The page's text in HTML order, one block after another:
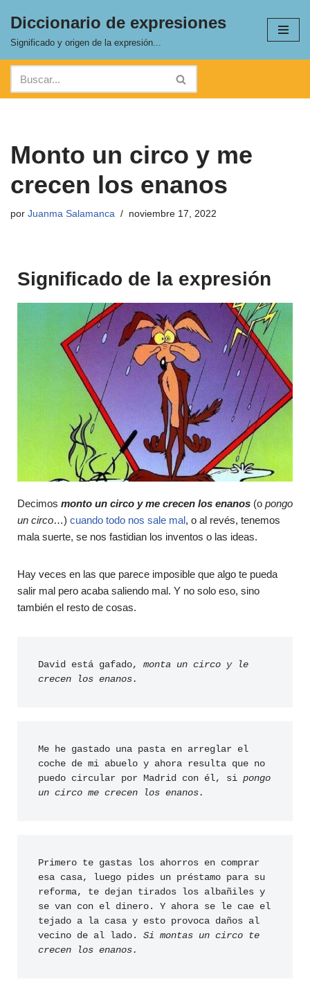
Saltar
contenido
Diccionario de expresiones
Significado y origen de la expresión...
Monto un circo y me
crecen los enanos
por Juanma Salamanca noviembre 17, 2022
Significado de la expresión
Decimos monto un circo y me crecen los enanos (o pongo
un circo…) cuando todo nos sale mal, o al revés, tenemos
mala suerte, se nos fastidian los inventos o las ideas.
Hay veces en las que parece imposible que algo te pueda
salir mal pero acaba saliendo mal. Y no solo eso, sino
también el resto de cosas.
David está gafado, monta un circo y le
crecen los enanos.
Me he gastado una pasta en arreglar el
coche de mi abuelo y ahora resulta que no
puedo circular por Madrid con él, si pongo
un circo me crecen los enanos.
Primero te gastas los ahorros en comprar
esa casa, luego pides un préstamo para su
reforma, te dejan tirados los albañiles y
se van con el dinero. Y ahora se le cae el
tejado a la casa y esto provoca daños al
vecino de al lado. Si montas un circo te
crecen los enanos.